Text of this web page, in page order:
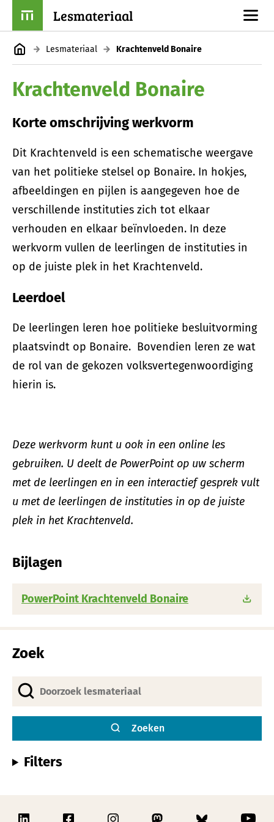
Lesmateriaal
Lesmateriaal Krachtenveld Bonaire
Krachtenveld Bonaire
Korte omschrijving werkvorm
Dit Krachtenveld is een schematische weergave
van het politieke stelsel op Bonaire. In hokjes,
afbeeldingen en pijlen is aangegeven hoe de
verschillende instituties zich tot elkaar
verhouden en elkaar beïnvloeden. In deze
werkvorm vullen de leerlingen de instituties in
op de juiste plek in het Krachtenveld.
Leerdoel
De leerlingen leren hoe politieke besluitvorming
plaatsvindt op Bonaire. Bovendien leren ze wat
de rol van de gekozen volksvertegenwoordiging
hierin is.
Deze werkvorm kunt u ook in een online les
gebruiken. U deelt de PowerPoint op uw scherm
met de leerlingen en in een interactief gesprek vult
u met de leerlingen de instituties in op de juiste
plek in het Krachtenveld.
Bijlagen
PowerPoint Krachtenveld Bonaire
Zoek
Zoeken
Filters